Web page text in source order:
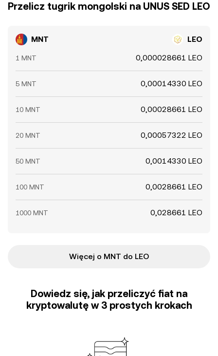
Przelicz tugrik mongolski na UNUS SED LEO
MNT LEO
1 MNT 0,000028661 LEO
5 MNT 0,00014330 LEO
10 MNT 0,00028661 LEO
20 MNT 0,00057322 LEO
50 MNT 0,0014330 LEO
100 MNT 0,0028661 LEO
1000 MNT 0,028661 LEO
Więcej o MNT do LEO
Dowiedz się, jak przeliczyć fiat na
kryptowalutę w 3 prostych krokach